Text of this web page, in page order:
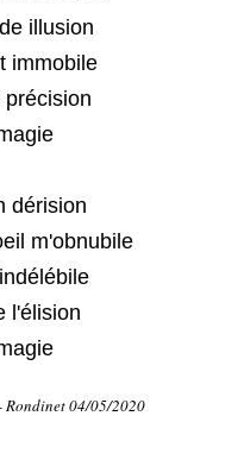
illusion
immobile
dérision
m'obnubile
l'élision
Rondinet 04/05/2020